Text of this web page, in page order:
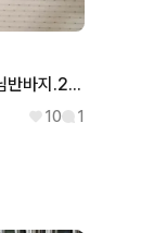
새상품)나이키 데님반바지.27~28
10 1